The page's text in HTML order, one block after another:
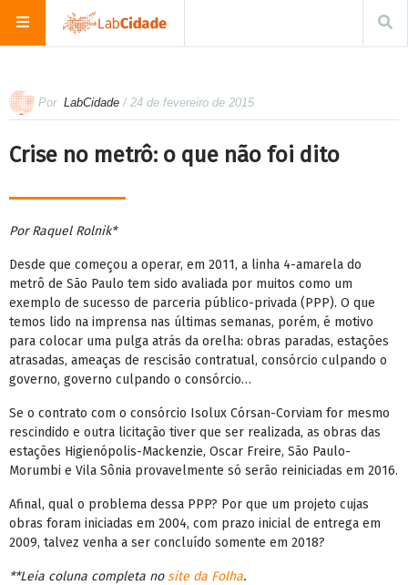
Por LabCidade / 24 de fevereiro de 2015
Crise no metrô: o que não foi dito
Por Raquel Rolnik*
Desde que começou a operar, em 2011, a linha 4-amarela do
metrô de São Paulo tem sido avaliada por muitos como um
exemplo de sucesso de parceria público-privada (PPP). O que
temos lido na imprensa nas últimas semanas, porém, é motivo
para colocar uma pulga atrás da orelha: obras paradas, estações
atrasadas, ameaças de rescisão contratual, consórcio culpando o
governo, governo culpando o consórcio…
Se o contrato com o consórcio Isolux Córsan-Corviam for mesmo
rescindido e outra licitação tiver que ser realizada, as obras das
estações Higienópolis-Mackenzie, Oscar Freire, São Paulo-
Morumbi e Vila Sônia provavelmente só serão reiniciadas em 2016.
Afinal, qual o problema dessa PPP? Por que um projeto cujas
obras foram iniciadas em 2004, com prazo inicial de entrega em
2009, talvez venha a ser concluído somente em 2018?
**Leia coluna completa nosite da Folha.